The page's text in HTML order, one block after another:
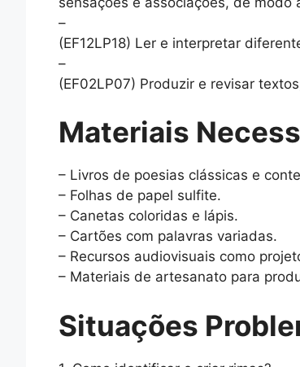
–
(EF12LP18) Ler e interpretar
–
(EF02LP07) Produzir e revisar
Materiais
– Livros de poesias clássicas e
– Folhas de papel sulfite.
– Canetas coloridas e lápis.
– Cartões com palavras variadas.
– Recursos audiovisuais como
– Materiais de artesanato para
Situações